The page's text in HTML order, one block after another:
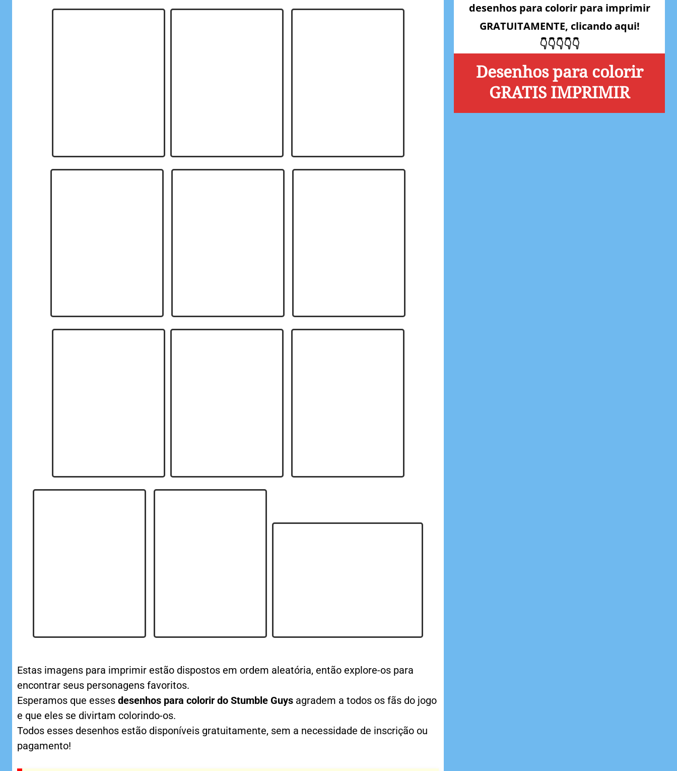
Estas imagens para imprimir estão dispostos em ordem aleatória, então explore-os para
encontrar seus personagens favoritos.
Esperamos que esses desenhos para colorir do Stumble Guys agradem a todos os fãs do jogo
e que eles se divirtam colorindo-os.
Todos esses desenhos estão disponíveis gratuitamente, sem a necessidade de inscrição ou
pagamento!
desenhos para colorir para imprimir
GRATUITAMENTE, clicando aqui!
👇👇👇👇👇
Desenhos para colorir
GRATIS IMPRIMIR